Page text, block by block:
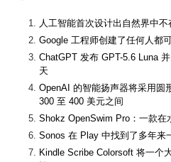
人工智能首次设计出自然界中
Google 工程师创建了任何人都
ChatGPT 发布 GPT-5.6 Luna
天
OpenAI 的智能扬声器将采用圆
300 至 400 美元之间
Shokz OpenSwim Pro：一款
Sonos 在 Play 中找到了多年来
Kindle Scribe Colorsoft 将一个